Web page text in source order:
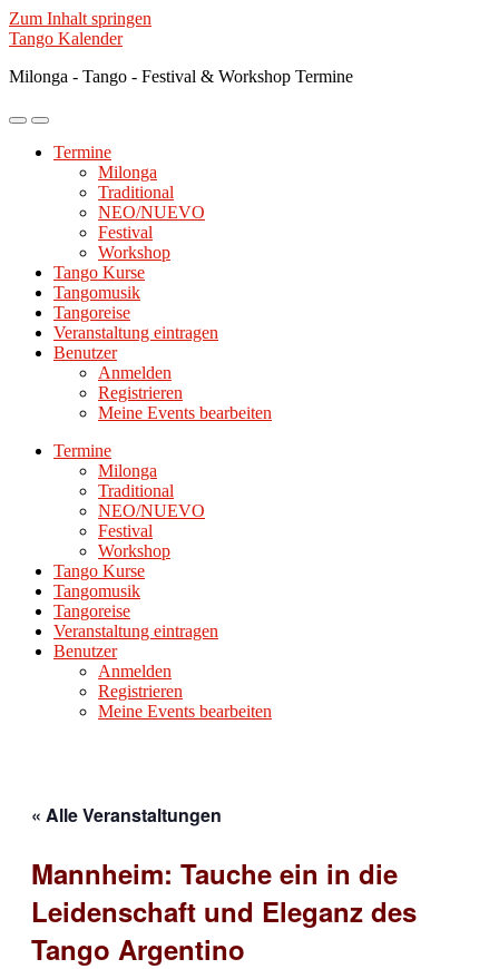
Zum Inhalt springen
Tango Kalender
Milonga - Tango - Festival & Workshop Termine
Mobile-
ein-/ausblenden
Suchfeld
ein-/ausblenden
Termine
Milonga
Traditional
NEO/NUEVO
Festival
Workshop
Tango Kurse
Tangomusik
Tangoreise
Veranstaltung eintragen
Benutzer
Anmelden
Registrieren
Meine Events bearbeiten
Termine
Milonga
Traditional
NEO/NUEVO
Festival
Workshop
Tango Kurse
Tangomusik
Tangoreise
Veranstaltung eintragen
Benutzer
Anmelden
Registrieren
Meine Events bearbeiten
« Alle Veranstaltungen
Mannheim: Tauche ein in die
Leidenschaft und Eleganz des
Tango Argentino